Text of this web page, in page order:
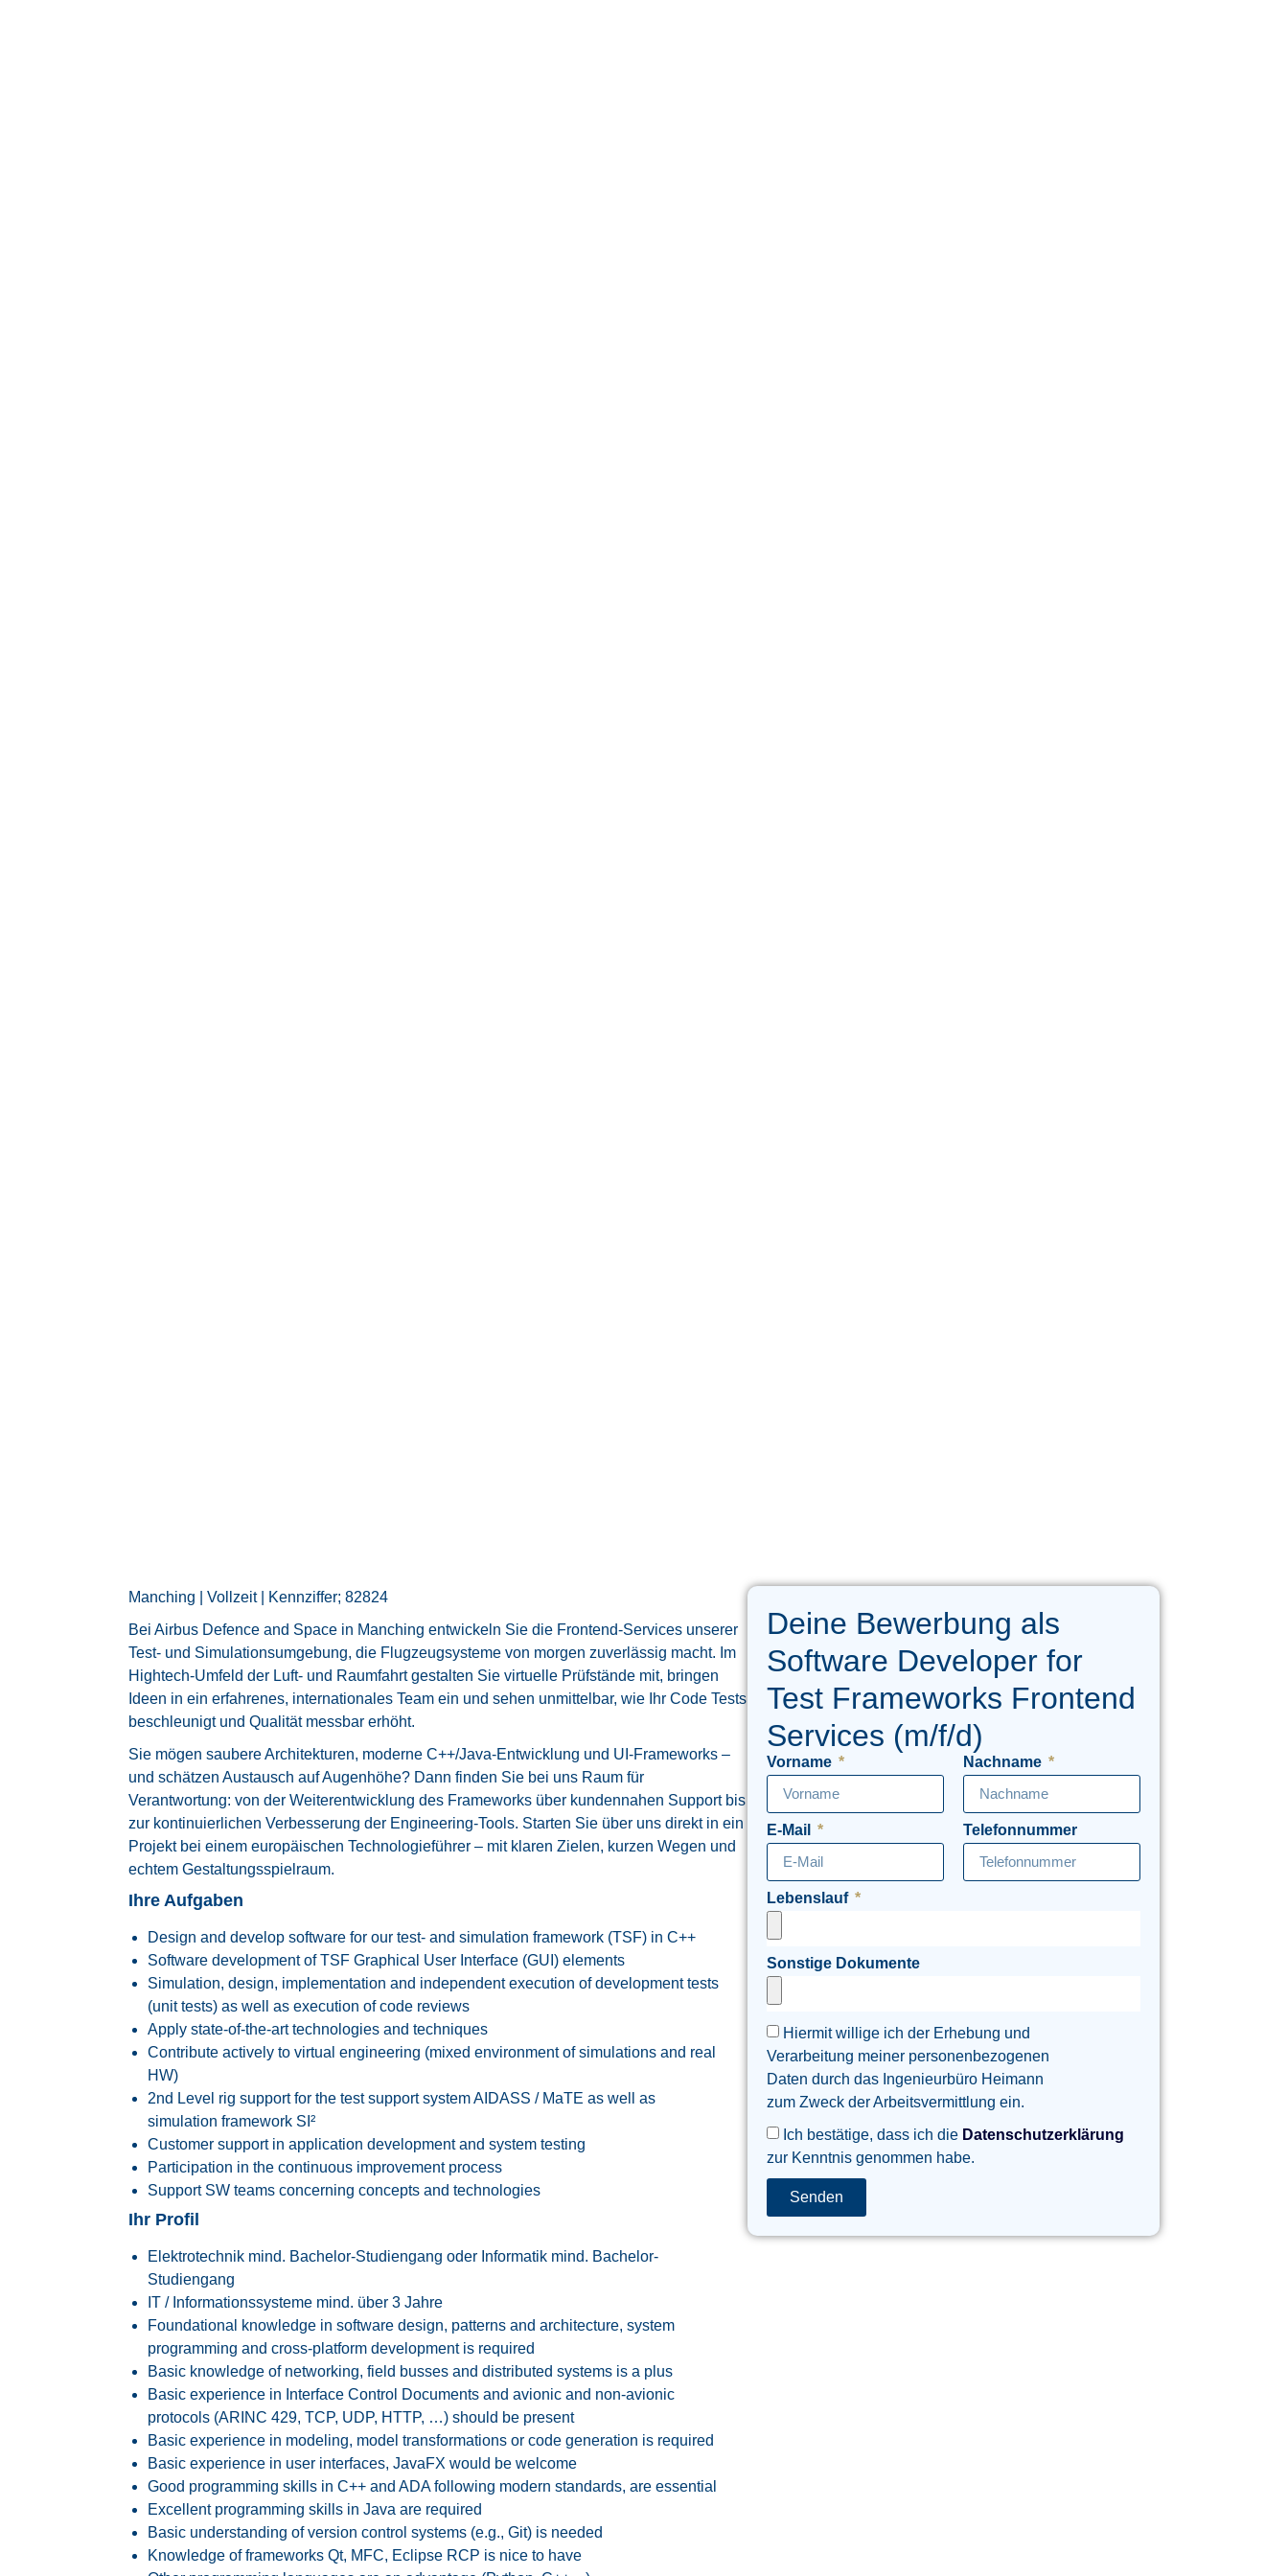
Manching | Vollzeit | Kennziffer; 82824
Bei Airbus Defence and Space in Manching entwickeln Sie die Frontend‑Services unserer
Test- und Simulationsumgebung, die Flugzeugsysteme von morgen zuverlässig macht. Im
Hightech-Umfeld der Luft- und Raumfahrt gestalten Sie virtuelle Prüfstände mit, bringen
Ideen in ein erfahrenes, internationales Team ein und sehen unmittelbar, wie Ihr Code Tests
beschleunigt und Qualität messbar erhöht.
Sie mögen saubere Architekturen, moderne C++/Java-Entwicklung und UI‑Frameworks –
und schätzen Austausch auf Augenhöhe? Dann finden Sie bei uns Raum für
Verantwortung: von der Weiterentwicklung des Frameworks über kundennahen Support bis
zur kontinuierlichen Verbesserung der Engineering-Tools. Starten Sie über uns direkt in ein
Projekt bei einem europäischen Technologieführer – mit klaren Zielen, kurzen Wegen und
echtem Gestaltungsspielraum.
Ihre Aufgaben
Design and develop software for our test- and simulation framework (TSF) in C++
Software development of TSF Graphical User Interface (GUI) elements
Simulation, design, implementation and independent execution of development tests
(unit tests) as well as execution of code reviews
Apply state-of-the-art technologies and techniques
Contribute actively to virtual engineering (mixed environment of simulations and real
HW)
2nd Level rig support for the test support system AIDASS / MaTE as well as
simulation framework SI²
Customer support in application development and system testing
Participation in the continuous improvement process
Support SW teams concerning concepts and technologies
Ihr Profil
Elektrotechnik mind. Bachelor-Studiengang oder Informatik mind. Bachelor-
Studiengang
IT / Informationssysteme mind. über 3 Jahre
Foundational knowledge in software design, patterns and architecture, system
programming and cross-platform development is required
Basic knowledge of networking, field busses and distributed systems is a plus
Basic experience in Interface Control Documents and avionic and non-avionic
protocols (ARINC 429, TCP, UDP, HTTP, …) should be present
Basic experience in modeling, model transformations or code generation is required
Basic experience in user interfaces, JavaFX would be welcome
Good programming skills in C++ and ADA following modern standards, are essential
Excellent programming skills in Java are required
Basic understanding of version control systems (e.g., Git) is needed
Knowledge of frameworks Qt, MFC, Eclipse RCP is nice to have
Deine Bewerbung als
Software Developer for
Test Frameworks Frontend
Services (m/f/d)
Vorname Nachname
E-Mail Telefonnummer
Lebenslauf
Sonstige Dokumente
Hiermit willige ich der Erhebung und
Verarbeitung meiner personenbezogenen
Daten durch das Ingenieurbüro Heimann
zum Zweck der Arbeitsvermittlung ein.
Ich bestätige, dass ich die Datenschutzerklärung
zur Kenntnis genommen habe.
Senden